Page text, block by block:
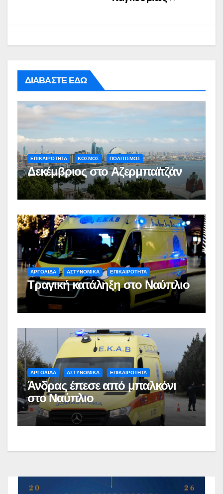
ΔΙΑΒΑΣΤΕ ΕΔΩ
ΕΠΙΚΑΙΡΟΤΗΤΑ ΚΟΣΜΟΣ ΠΟΛΙΤΙΣΜΟΣ
Δεκέμβριος στο Αζερμπαϊτζάν
ΑΡΓΟΛΙΔΑ ΑΣΤΥΝΟΜΙΚΑ ΕΠΙΚΑΙΡΟΤΗΤΑ
Τραγική κατάληξη στο Ναύπλιο
ΑΡΓΟΛΙΔΑ ΑΣΤΥΝΟΜΙΚΑ ΕΠΙΚΑΙΡΟΤΗΤΑ
Άνδρας έπεσε από μπαλκόνι
στο Ναύπλιο